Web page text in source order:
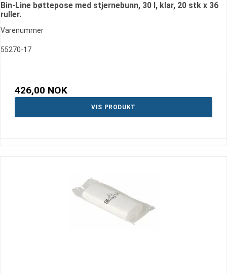
Bin-Line bøttepose med stjernebunn, 30 l, klar, 20 stk x 36
ruller.
Varenummer
55270-17
426,00 NOK
VIS PRODUKT